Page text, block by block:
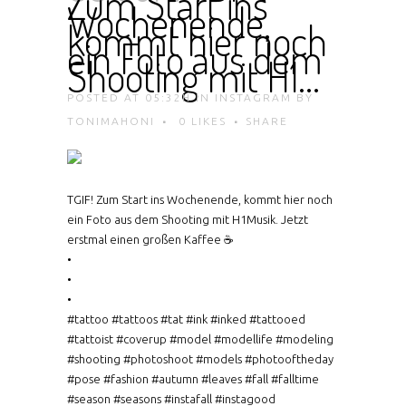
Wochenende,
kommt hier noch
ein Foto aus dem
Shooting mit H1…
POSTED AT 05:32HIN INSTAGRAM
BY
TONIMAHONI
0 LIKES SHARE
TGIF! Zum Start ins Wochenende, kommt hier noch
ein Foto aus dem Shooting mit H1Musik. Jetzt
erstmal einen großen Kaffee ☕
•
•
•
#tattoo #tattoos #tat #ink #inked #tattooed
#tattoist #coverup #model #modellife #modeling
#shooting #photoshoot #models #photooftheday
#pose #fashion #autumn #leaves #fall #falltime
#season #seasons #instafall #instagood